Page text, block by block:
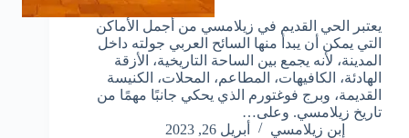
يعتبر الحي القديم في زيلامسي من أجمل الأماكن
التي يمكن أن يبدأ منها السائح العربي جولته داخل
المدينة، لأنه يجمع بين الساحة التاريخية، الأزقة
الهادئة، الكافيهات، المطاعم، المحلات، الكنيسة
القديمة، وبرج فوغتورم الذي يحكي جانبًا مهمًا من
تاريخ زيلامسي. وعلى…
إبن زيلامسي
أبريل 26, 2023